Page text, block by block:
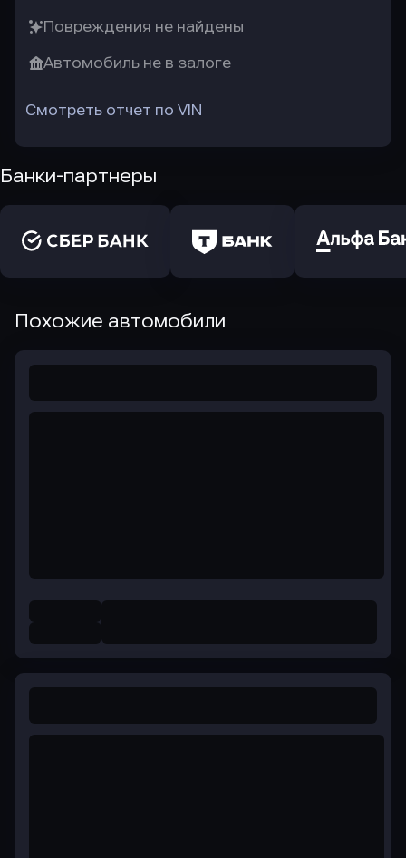
Повреждения не найдены
Автомобиль не в залоге
Смотреть отчет по VIN
Банки-партнеры
Похожие автомобили